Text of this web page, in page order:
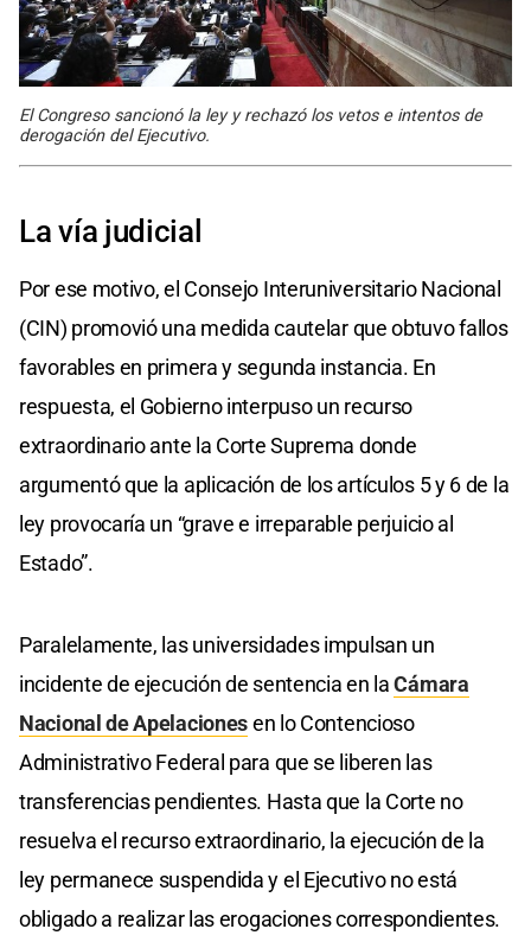
El Congreso sancionó la ley y rechazó los vetos e intentos de
derogación del Ejecutivo.
La vía judicial
Por ese motivo, el Consejo Interuniversitario Nacional
(CIN) promovió una medida cautelar que obtuvo fallos
favorables en primera y segunda instancia. En
respuesta, el Gobierno interpuso un recurso
extraordinario ante la Corte Suprema donde
argumentó que la aplicación de los artículos 5 y 6 de la
ley provocaría un “grave e irreparable perjuicio al
Estado”.
Paralelamente, las universidades impulsan un
incidente de ejecución de sentencia en laCámara
Nacional de Apelacionesen lo Contencioso
Administrativo Federal para que se liberen las
transferencias pendientes. Hasta que la Corte no
resuelva el recurso extraordinario, la ejecución de la
ley permanece suspendida y el Ejecutivo no está
obligado a realizar las erogaciones correspondientes.